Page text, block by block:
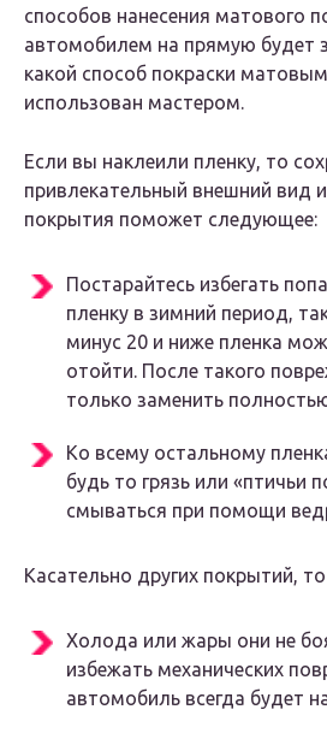
способов нанесения матового
автомобилем на прямую будет
какой способ покраски
использован мастером.
Если вы наклеили пленку, то
привлекательный внешний вид
покрытия поможет следующее:
Постарайтесь избегать
пленку в зимний период,
минус 20 и ниже пленка
отойти. После такого
только заменить
Ко всему остальному
будь то грязь или «птичьи
смываться при помощи
Касательно других покрытий,
Холода или жары они не
избежать механических
автомобиль всегда будет